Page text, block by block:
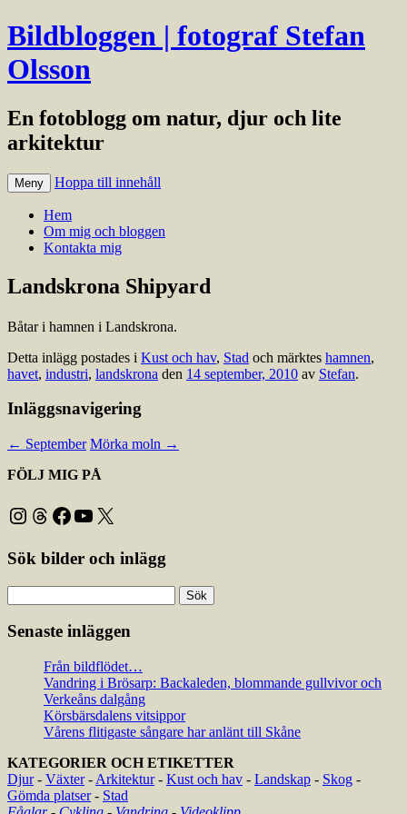
Bildbloggen | fotograf Stefan
Olsson
En fotoblogg om natur, djur och lite
arkitektur
Meny Hoppa till innehåll
Hem
Om mig och bloggen
Kontakta mig
Landskrona Shipyard
Båtar i hamnen i Landskrona.
Detta inlägg postades i Kust och hav, Stad och märktes hamnen,
havet, industri, landskrona den 14 september, 2010 av Stefan.
Inläggsnavigering
← September Mörka moln →
FÖLJ MIG PÅ
Instagram
Threads
Facebook
YouTube
X
Sök bilder och inlägg
efter:
Senaste inläggen
Från bildflödet…
Vandring i Brösarp: Backaleden, blommande gullvivor och
Verkeåns dalgång
Körsbärsdalens vitsippor
Vårens flitigaste sångare har anlänt till Skåne
KATEGORIER OCH ETIKETTER
Djur- Växter- Arkitektur- Kust och hav - Landskap - Skog -
Gömda platser- Stad